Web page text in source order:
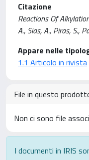
Citazione
Reactions Of
A., Sias, A., Piras, S.,
Appare nelle
1.1 Articolo in rivista
File in questo
Non ci sono file
I documenti in IRIS